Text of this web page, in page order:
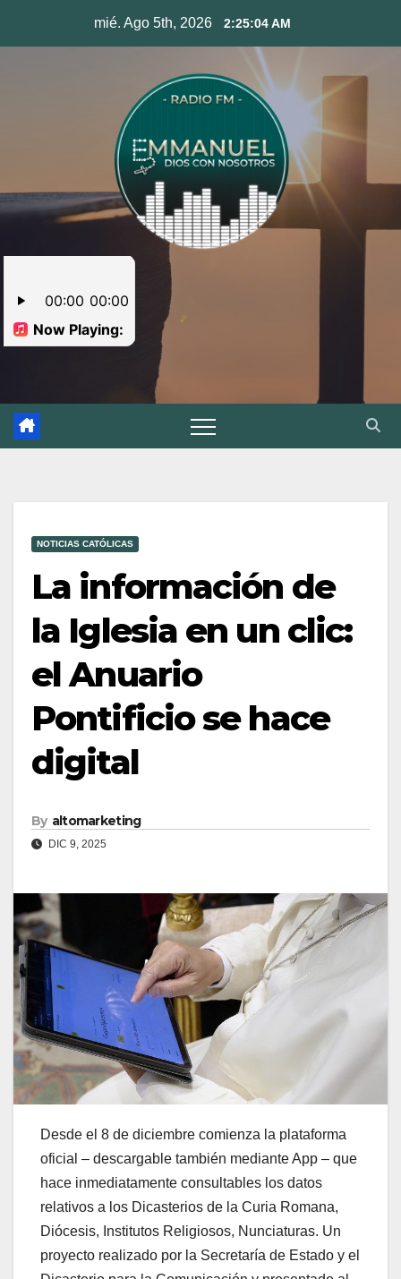
mié. Ago 5th, 2026 2:25:05 AM
NOTICIAS CATÓLICAS
La información de
la Iglesia en un clic:
el Anuario
Pontificio se hace
digital
By altomarketing
DIC 9, 2025
Desde el 8 de diciembre comienza la plataforma
oficial – descargable también mediante App – que
hace inmediatamente consultables los datos
relativos a los Dicasterios de la Curia Romana,
Diócesis, Institutos Religiosos, Nunciaturas. Un
proyecto realizado por la Secretaría de Estado y el